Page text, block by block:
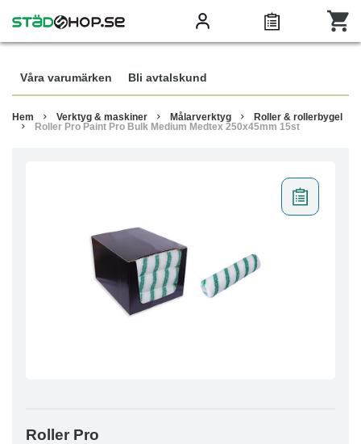
Våra varumärken Bli avtalskund
Hem Verktyg & maskiner Målarverktyg
Roller & rollerbygel
Roller Pro Paint Pro Bulk Medium Medtex 250x45mm 15st
Roller Pro